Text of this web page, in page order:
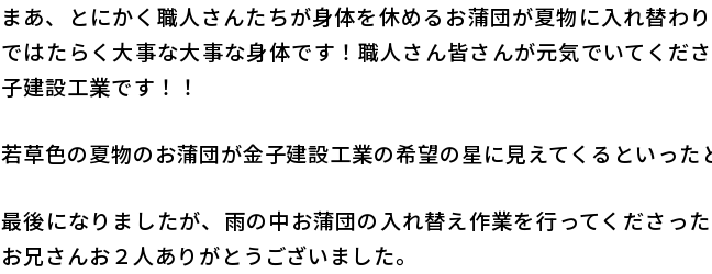
まあ、とにかく職人さんたちが身体を休めるお蒲団が夏物に入れ替わ
ではたらく大事な大事な身体です！職人さん皆さんが元気でいてくだ
子建設工業です！！
若草色の夏物のお蒲団が金子建設工業の希望の星に見えてくるといった
最後になりましたが、雨の中お蒲団の入れ替え作業を行ってくださっ
お兄さんお２人ありがとうございました。